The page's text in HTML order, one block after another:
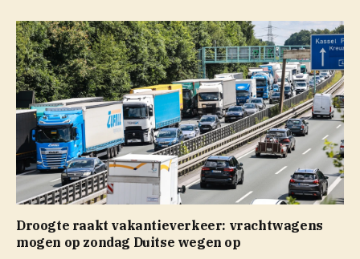
Droogte raakt vakantieverkeer: vrachtwagens
mogen op zondag Duitse wegen op